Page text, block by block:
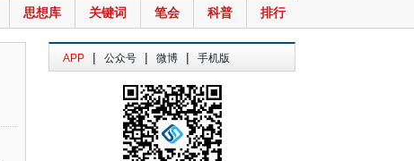
思想库 关键词 笔会 科普 排行
APP | 公众号 | 微博 | 手机版